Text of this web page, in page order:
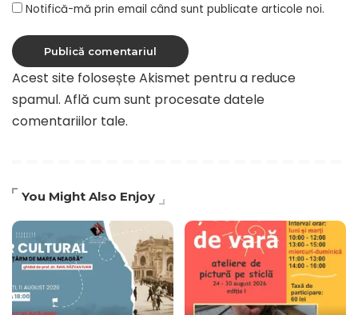
Notifică-mă prin email când sunt publicate articole noi.
Acest site folosește Akismet pentru a reduce
spamul. Află cum sunt procesate datele
comentariilor tale.
You Might Also Enjoy